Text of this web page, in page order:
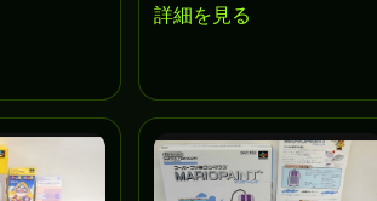
詳細を見る